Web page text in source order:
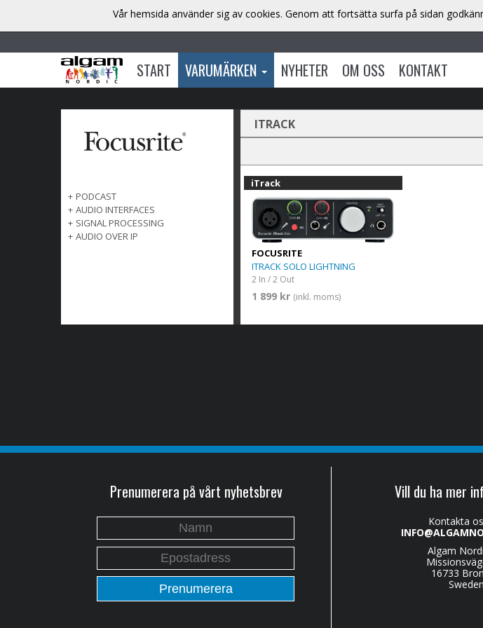
START VARUMÄRKEN NYHETER OM OSS KONTAKT
+ PODCAST
+ AUDIO INTERFACES
+ SIGNAL PROCESSING
+ AUDIO OVER IP
ITRACK
iTrack
FOCUSRITE
ITRACK SOLO LIGHTNING
2 In / 2 Out
1 899 kr (inkl. moms)
Prenumerera på vårt nyhetsbrev Vill du ha mer
Kontakta
Algam
16733
Sweden
Vår hemsida använder sig av cookies. Genom att fortsätta surfa på sidan